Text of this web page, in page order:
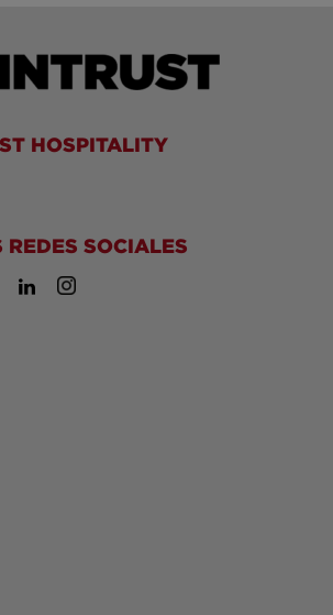
HOSPITALITY
REDES SOCIALES